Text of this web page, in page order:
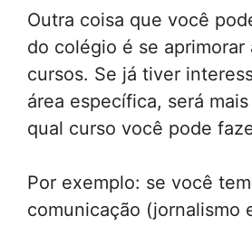
Outra coisa que você
do colégio é se aprimorar
cursos. Se já tiver
área específica, será
qual curso você pode
Por exemplo: se você
comunicação (jornalismo